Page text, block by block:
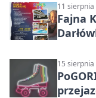
11
Fajna
15